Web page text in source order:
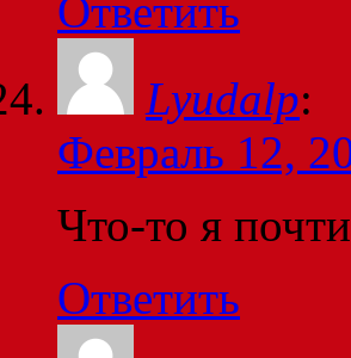
Ответить
Lyudalp:
Февраль 12,
Что-то я
Ответить